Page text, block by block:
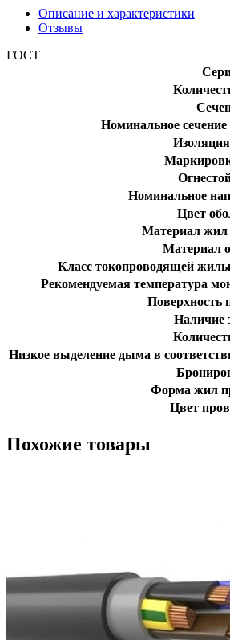
Описание и характеристики
Отзывы
ГОСТ
Номинальное
Номинальное
Цвет
Материал жил
Материал
Класс токопроводящей
Рекомендуемая температура
Поверхность
Наличие
Низкое выделение дыма в
Форма жил
Цвет
Похожие товары